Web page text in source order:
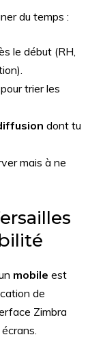
du temps :
le début (RH,
trier les
dont tu
mais à ne
mobile est
de
Zimbra